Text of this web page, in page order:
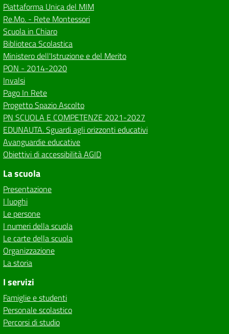
Piattaforma Unica del MIM
Re.Mo. - Rete Montessori
Scuola in Chiaro
Biblioteca Scolastica
Ministero dell'Istruzione e del Merito
PON - 2014-2020
Invalsi
Pago In Rete
Progetto Spazio Ascolto
PN SCUOLA E COMPETENZE 2021-2027
EDUNAUTA. Sguardi agli orizzonti educativi
Avanguardie educative
Obiettivi di accessibilità AGID
La scuola
Presentazione
I luoghi
Le persone
I numeri della scuola
Le carte della scuola
Organizzazione
La storia
I servizi
Famiglie e studenti
Personale scolastico
Percorsi di studio